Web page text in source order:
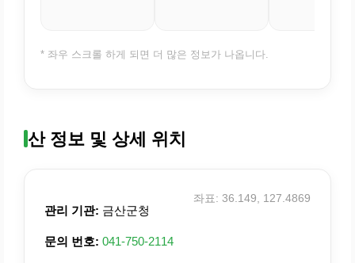
* 좌우 스크롤 하게 되면 더 많은 정보가 나옵니다.
산 정보 및 상세 위치
관리 기관: 금산군청
문의 번호: 041-750-2114
좌표: 36.149, 127.4869